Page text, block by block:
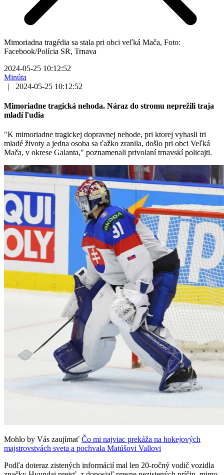
Mimoriadna tragédia sa stala pri obci veľká Mača, Foto:
Facebook/Polícia SR, Trnava
2024-05-25 10:12:52
Minúta
|
2024-05-25 10:12:52
Mimoriadne tragická nehoda. Náraz do stromu neprežili traja
mladí ľudia
"K mimoriadne tragickej dopravnej nehode, pri ktorej vyhasli tri
mladé životy a jedna osoba sa ťažko zranila, došlo pri obci Veľká
Mača, v okrese Galanta," poznamenali privolaní trnavskí policajti.
Mohlo by Vás zaujímať Čo mi najviac prekáža na hokejových
majstrovstvách sveta a pochvala Matúšovi Vallovi
Podľa doteraz zistených informácií mal len 20-ročný vodič vozidla